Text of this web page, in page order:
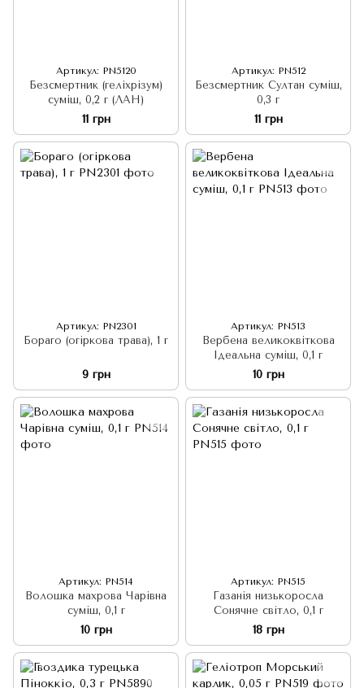
Артикул: PN5120
Безсмертник (геліхрізум)
суміш, 0,2 г (ЛАН)
11 грн
Артикул: PN512
Безсмертник Султан суміш,
0,3 г
11 грн
Артикул: PN2301
Бораго (огіркова трава), 1 г
9 грн
Артикул: PN513
Вербена великоквіткова
Ідеальна суміш, 0,1 г
10 грн
Артикул: PN514
Волошка махрова Чарівна
суміш, 0,1 г
10 грн
Артикул: PN515
Газанія низькоросла
Cонячне світло, 0,1 г
18 грн